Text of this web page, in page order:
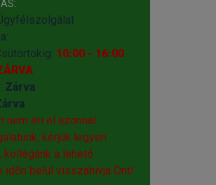
10:00 - 16:00
Zárva
nem éri el azonnal
kérjük legyen
kollégánk a lehető
időn belül visszahivja Önt!